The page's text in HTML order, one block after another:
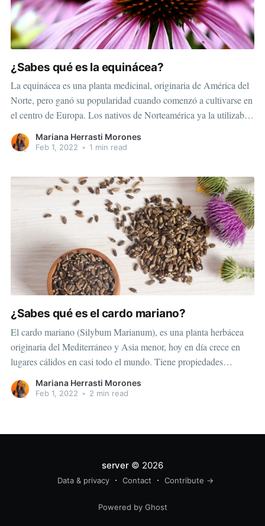
¿Sabes qué es la equinácea?
La equinácea es una planta medicinal, originaria de América del
Norte, pero ganó su popularidad cuando comenzó a cultivarse en
el centro de Europa. Los nativos de Norteamérica ya la utilizaban
de manera tópica en picaduras, quemaduras y mordeduras de
serpientes. Las más empleadas son “agustifolia”, “purpúrea”y
Mariana Herrasti Morones
Feb 1, 2022 • 1 min read
¿Sabes qué es el cardo mariano?
El cardo mariano (Silybum Marianum), es una planta herbácea
originaria del Mediterráneo y Asia menor, hoy en día crece en
lugares cálidos en casi todo el mundo. Tiene propiedades
componente es la “silimarina”, un flavonoide que se extrae de las
Mariana Herrasti Morones
Feb 1, 2022 • 2 min read
server© 2026
Data & privacy Contact Contribute →
Powered by Ghost